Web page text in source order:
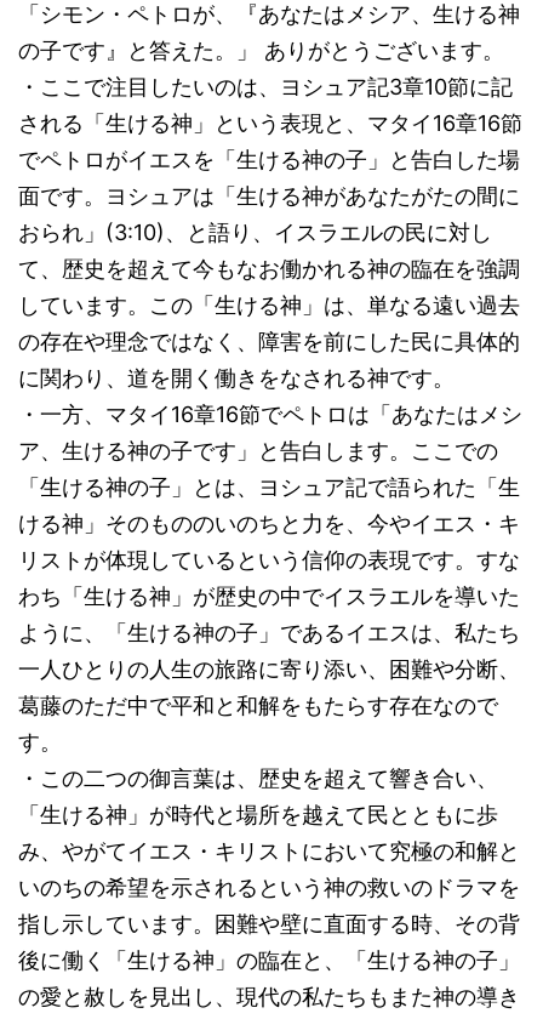
「シモン・ペトロが、『あなたはメシア、生ける神
の子です』と答えた。」 ありがとうございます。
・ここで注目したいのは、ヨシュア記3章10節に記
される「生ける神」という表現と、マタイ16章16節
でペトロがイエスを「生ける神の子」と告白した場
面です。ヨシュアは「生ける神があなたがたの間に
おられ」(3:10)、と語り、イスラエルの民に対し
て、歴史を超えて今もなお働かれる神の臨在を強調
しています。この「生ける神」は、単なる遠い過去
の存在や理念ではなく、障害を前にした民に具体的
に関わり、道を開く働きをなされる神です。
・一方、マタイ16章16節でペトロは「あなたはメシ
ア、生ける神の子です」と告白します。ここでの
「生ける神の子」とは、ヨシュア記で語られた「生
ける神」そのもののいのちと力を、今やイエス・キ
リストが体現しているという信仰の表現です。すな
わち「生ける神」が歴史の中でイスラエルを導いた
ように、「生ける神の子」であるイエスは、私たち
一人ひとりの人生の旅路に寄り添い、困難や分断、
葛藤のただ中で平和と和解をもたらす存在なので
す。
・この二つの御言葉は、歴史を超えて響き合い、
「生ける神」が時代と場所を越えて民とともに歩
み、やがてイエス・キリストにおいて究極の和解と
いのちの希望を示されるという神の救いのドラマを
指し示しています。困難や壁に直面する時、その背
後に働く「生ける神」の臨在と、「生ける神の子」
の愛と赦しを見出し、現代の私たちもまた神の導き